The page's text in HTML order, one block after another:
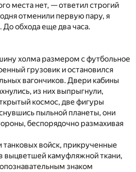
места нет, — ответил строгий
отменили первую пару, я
До обхода еще два часа.
холма размером с футбольное
грузовик и остановился
вагончиков. Двери кабины
из них выпрыгнули,
космос, две фигуры
пыльной планеты, они
беспорядочно размахивая
танковых войск, прикрученные
выцветшей камуфляжной ткани,
знаком